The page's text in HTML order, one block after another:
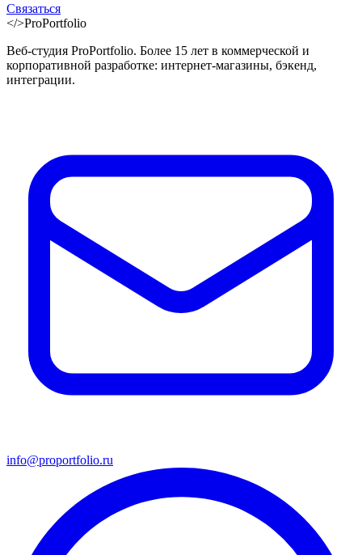
Связаться
</>ProPortfolio
Веб-студия ProPortfolio. Более 15 лет в коммерческой и
корпоративной разработке: интернет-магазины, бэкенд,
интеграции.
info@proportfolio.ru